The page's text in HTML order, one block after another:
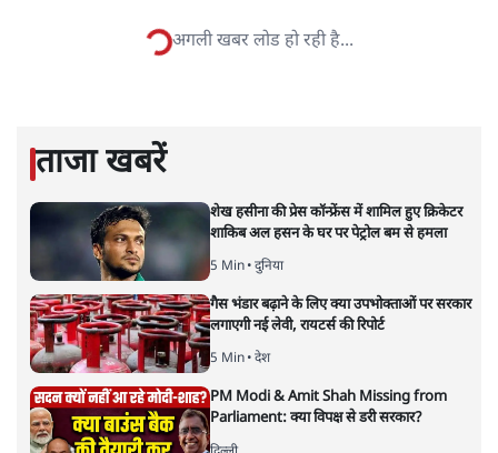
विश्लेषणात्मक और मानवीय स्वरों में से एक हैं। शिक्षा, समाज,
नतीजों पर परदे डालता घोषणा प्रधान
बजट!